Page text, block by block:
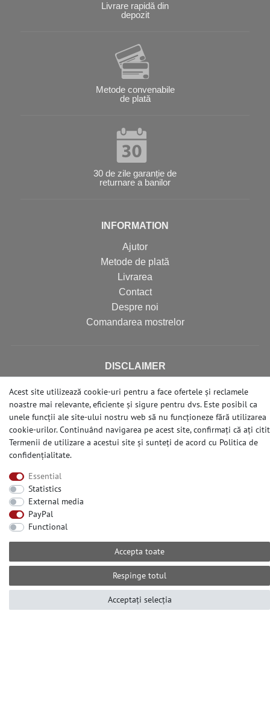
Livrare rapidă din
depozit
Metode convenabile
de plată
30 de zile garanție de
returnare a banilor
INFORMATION
Ajutor
Metode de plată
Livrarea
Contact
Despre noi
Comandarea mostrelor
DISCLAIMER
Terms & Conditions
Right of Revocation
Privacy Policy
Imprint
Cancellation Form
Call centre hours Monday to Friday
10am - 4pm (GMT+1)
Е-mail: info@profhome.ro
Acest site utilizează cookie-uri pentru a face ofertele și reclamele
noastre mai relevante, eficiente și sigure pentru dvs. Este posibil ca
unele funcții ale site-ului nostru web să nu funcționeze fără utilizarea
cookie-urilor. Continuând navigarea pe acest site, confirmați că ați citit
Termenii de utilizare a acestui site și sunteți de acord cu Politica de
confidențialitate.
Essential
Statistics
External media
PayPal
Functional
Accepta toate
Respinge totul
Acceptați selecția